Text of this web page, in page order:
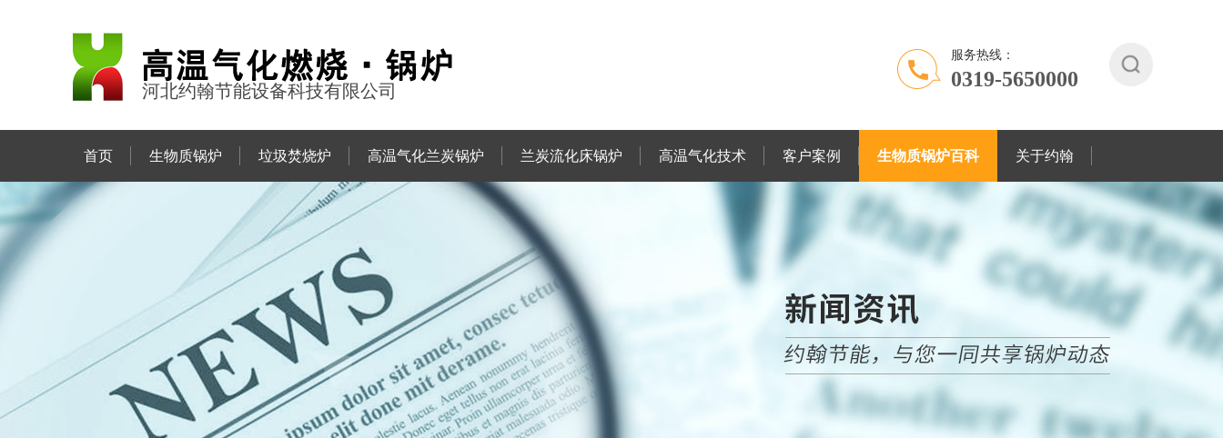
河北约翰节能设备科技有限公司
服务热线：
0319-5650000
首页 生物质锅炉 垃圾焚烧炉 高温气化兰炭锅炉 兰炭流化床锅炉 高温气化技术 客户案例 生物质锅炉百科 关于约翰